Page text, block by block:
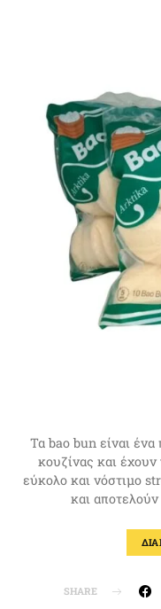
Τα bao bun είναι
κουζίνας και έχουν
εύκολο και νόστιμο
και
SHARE